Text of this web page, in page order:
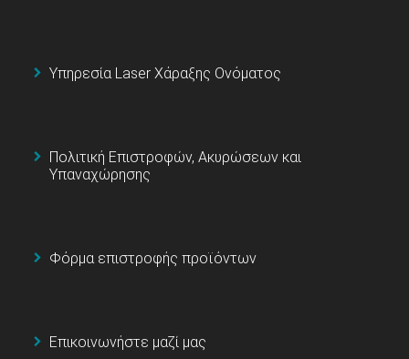
Υπηρεσία Laser Χάραξης Ονόματος
Πολιτική Επιστροφών, Ακυρώσεων και
Υπαναχώρησης
Φόρμα επιστροφής προϊόντων
Επικοινωνήστε μαζί μας